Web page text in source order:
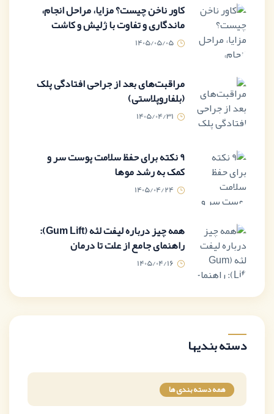
کاور ناخن چیست؟ مزایا، مراحل انجام،
ماندگاری و تفاوت با ژلیش و کاشت
1405/05/05
مراقبت‌های بعد از جراحی افتادگی پلک
(بلفاروپلاستی)
1405/04/31
9 نکته برای حفظ سلامت پوست سر و
کمک به رشد موها
1405/04/24
همه چیز درباره لیفت لثه (Gum Lift):
راهنمای جامع از علت تا درمان
1405/04/16
دسته بندیها
همه دسته بندی ها